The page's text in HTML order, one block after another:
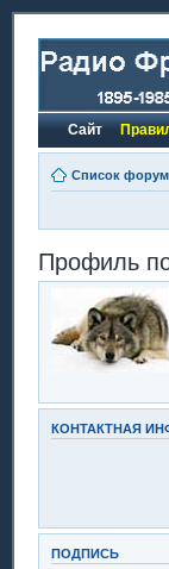
Сайт
Список
Профиль
КОНТАКТНАЯ
ПОДПИСЬ